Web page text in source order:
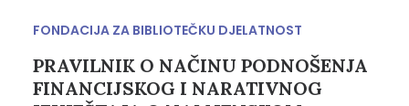
FONDACIJA ZA BIBLIOTEČKU DJELATNOST
PRAVILNIK O NAČINU PODNOŠENJA
FINANCIJSKOG I NARATIVNOG